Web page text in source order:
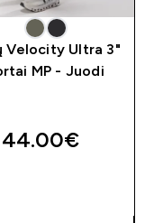
Velocity Ultra 3"
MP - Juodi
44.00€‎